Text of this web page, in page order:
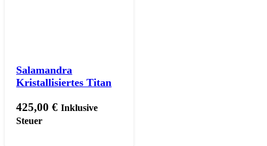
Salamandra
Kristallisiertes Titan
425,00€ Inklusive
Steuer